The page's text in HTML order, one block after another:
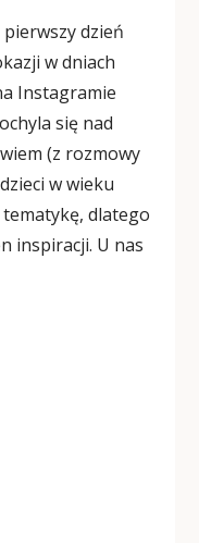
dzień
w dniach
Instagramie
się nad
(z rozmowy
w wieku
dlatego
inspiracji. U nas